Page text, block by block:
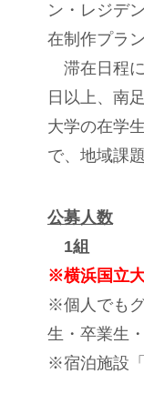
ン・レジデ
在制作プラ
滞在日程に
日以上、南
大学の在学
で、地域課
公募人数
1組
※横浜国立
※個人でも
生・卒業生
※宿泊施設